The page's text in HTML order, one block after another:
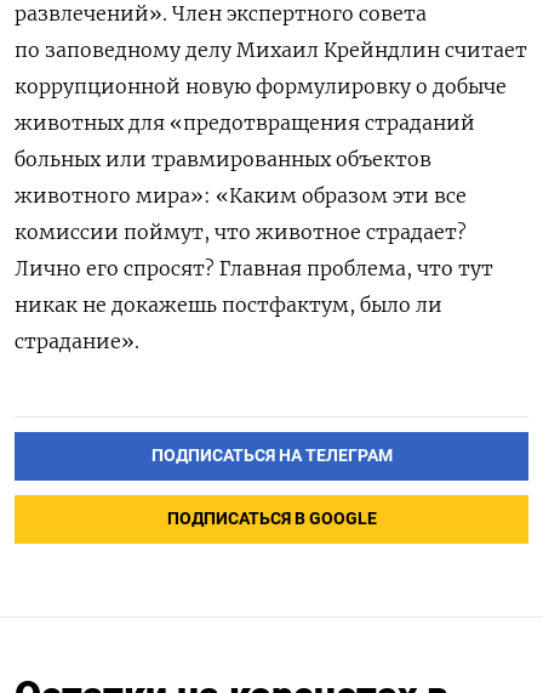
развлечений». Член экспертного совета
по заповедному делу Михаил Крейндлин считает
коррупционной новую формулировку о добыче
животных для «предотвращения страданий
больных или травмированных объектов
животного мира»: «Каким образом эти все
комиссии поймут, что животное страдает?
Лично его спросят? Главная проблема, что тут
никак не докажешь постфактум, было ли
страдание».
ПОДПИСАТЬСЯ НА ТЕЛЕГРАМ
ПОДПИСАТЬСЯ В GOOGLE